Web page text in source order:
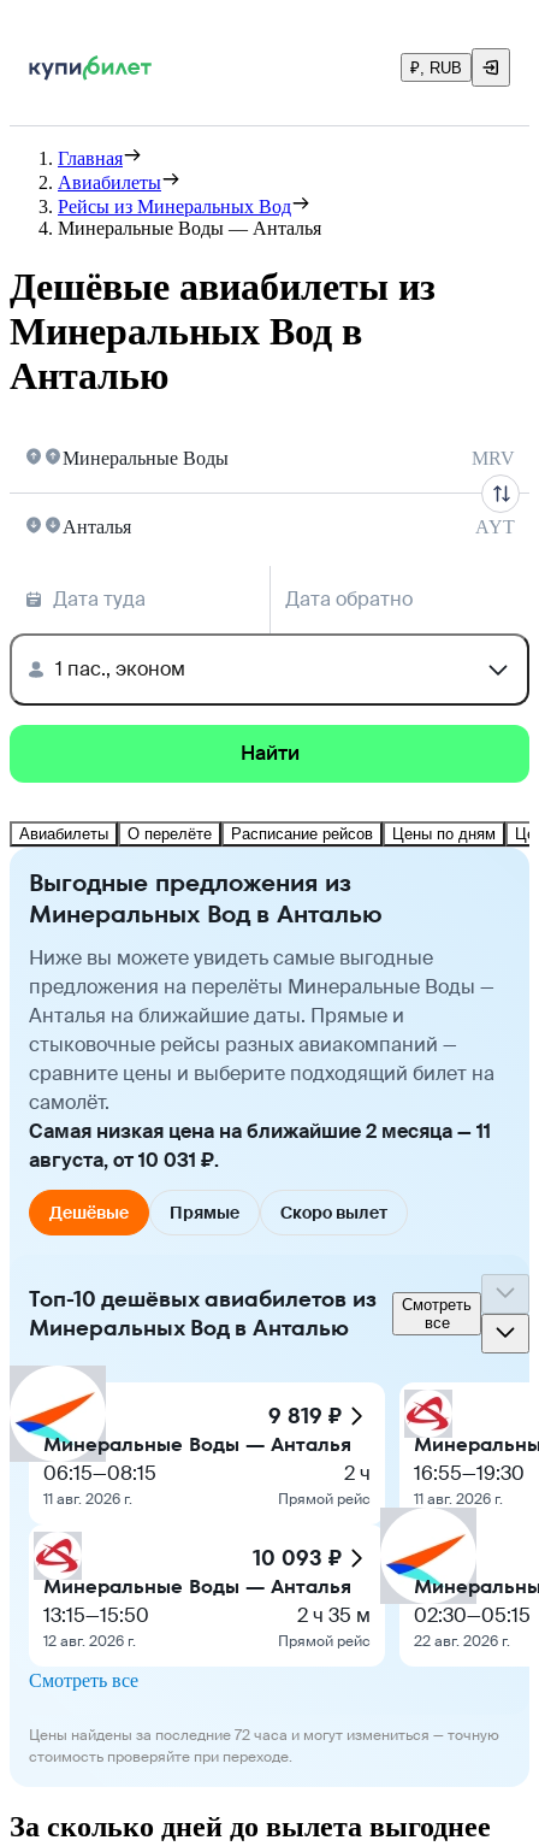
₽, RUB
Главная
Авиабилеты
Рейсы из Минеральных Вод
Минеральные Воды — Анталья
Дешёвые авиабилеты из
Минеральных Вод в
Анталью
Минеральные Воды MRV
Анталья AYT
Дата туда Дата обратно
1 пас., эконом
Найти
Авиабилеты О перелёте Расписание рейсов Цены по дням
Выгодные предложения из
Минеральных Вод в Анталью
Ниже вы можете увидеть самые выгодные
предложения на перелёты Минеральные Воды —
Анталья на ближайшие даты. Прямые и
стыковочные рейсы разных авиакомпаний —
сравните цены и выберите подходящий билет на
самолёт.
Самая низкая цена на ближайшие 2 месяца — 11
августа, от 10 031 ₽.
Дешёвые Прямые Скоро вылет
Топ-10 дешёвых авиабилетов из
Минеральных Вод в Анталью
Смотреть
все
9 819 ₽
Минеральные Воды — Анталья
06:15—08:15
11 авг. 2026 г.
2 ч
Прямой рейс
10 093 ₽
Минеральные Воды — Анталья
13:15—15:50
12 авг. 2026 г.
2 ч 35 м
Прямой рейс
16:55—19:30
11 авг. 2026 г.
02:30—05:15
22 авг. 2026 г.
Смотреть все
Цены найдены за последние 72 часа и могут измениться — точную
стоимость проверяйте при переходе.
За сколько дней до вылета выгоднее